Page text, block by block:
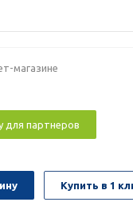
магазине
для партнеров
Купить в 1